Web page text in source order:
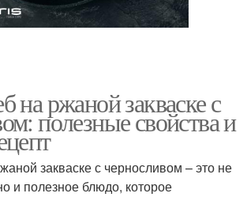
на ржаной закваске с
полезные свойства и
закваске с черносливом – это не
и полезное блюдо, которое